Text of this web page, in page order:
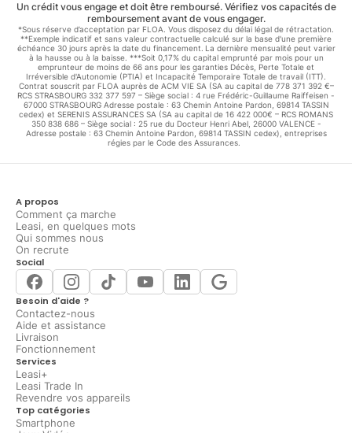
Un crédit vous engage et doit être remboursé. Vérifiez vos capacités de
remboursement avant de vous engager.
*Sous réserve d’acceptation par FLOA. Vous disposez du délai légal de rétractation.
**Exemple indicatif et sans valeur contractuelle calculé sur la base d'une première
échéance 30 jours après la date du financement. La dernière mensualité peut varier
à la hausse ou à la baisse. ***Soit 0,17% du capital emprunté par mois pour un
emprunteur de moins de 66 ans pour les garanties Décès, Perte Totale et
Irréversible d'Autonomie (PTIA) et Incapacité Temporaire Totale de travail (ITT).
Contrat souscrit par FLOA auprès de ACM VIE SA (SA au capital de 778 371 392 €–
RCS STRASBOURG 332 377 597 – Siège social : 4 rue Frédéric-Guillaume Raiffeisen -
67000 STRASBOURG Adresse postale : 63 Chemin Antoine Pardon, 69814 TASSIN
cedex) et SERENIS ASSURANCES SA (SA au capital de 16 422 000€ – RCS ROMANS
350 838 686 – Siège social : 25 rue du Docteur Henri Abel, 26000 VALENCE -
Adresse postale : 63 Chemin Antoine Pardon, 69814 TASSIN cedex), entreprises
régies par le Code des Assurances.
A propos
Comment ça marche
Leasi, en quelques mots
Qui sommes nous
On recrute
Social
Besoin d'aide ?
Contactez-nous
Aide et assistance
Livraison
Fonctionnement
Services
Leasi+
Leasi Trade In
Revendre vos appareils
Top catégories
Smartphone